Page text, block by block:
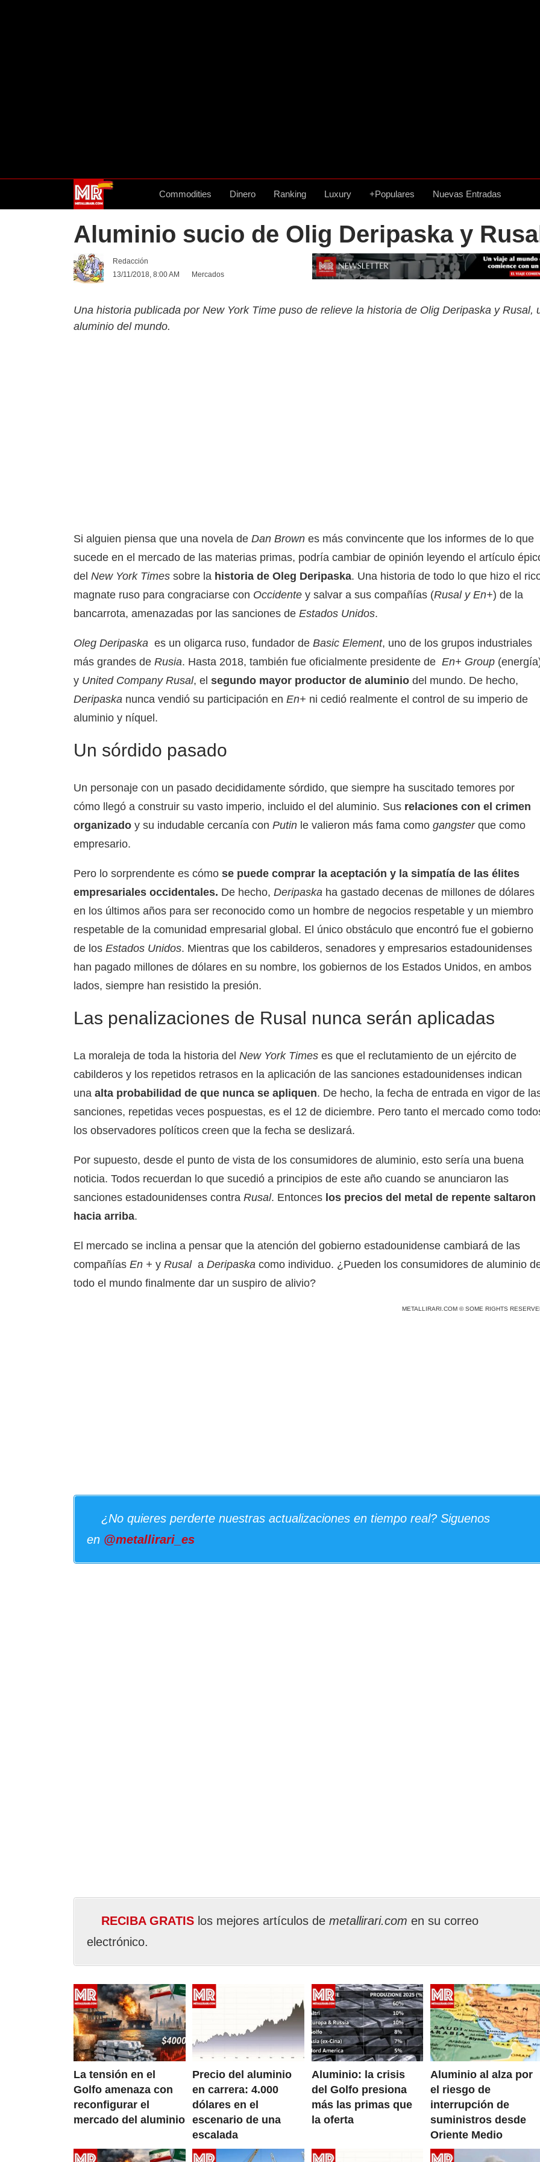
Commodities Dinero Ranking Luxury +Populares Nuevas Entradas
Aluminio sucio de Olig Deripaska y
Redacción
13/11/2018, 8:00 AM
Mercados
Una historia publicada por New York Time puso de relieve la historia de Olig Deripaska y Rusal,
aluminio del mundo.
Si alguien piensa que una novela de Dan Brown es más convincente que los informes de lo que
sucede en el mercado de las materias primas, podría cambiar de opinión leyendo el artículo
del New York Times sobre la historia de Oleg Deripaska. Una historia de todo lo que hizo el
magnate ruso para congraciarse con Occidente y salvar a sus compañías (Rusal y En+) de la
bancarrota, amenazadas por las sanciones de Estados Unidos.
Oleg Deripaska es un oligarca ruso, fundador de Basic Element, uno de los grupos industriales
más grandes de Rusia. Hasta 2018, también fue oficialmente presidente de En+ Group
y United Company Rusal, el segundo mayor productor de aluminio del mundo. De hecho,
Deripaska nunca vendió su participación en En+ ni cedió realmente el control de su imperio de
aluminio y níquel.
Un sórdido pasado
Un personaje con un pasado decididamente sórdido, que siempre ha suscitado temores por
cómo llegó a construir su vasto imperio, incluido el del aluminio. Sus relaciones con el crimen
organizado y su indudable cercanía con Putin le valieron más fama como gangsterque como
empresario.
Pero lo sorprendente es cómo se puede comprar la aceptación y la simpatía de las élites
empresariales occidentales. De hecho, Deripaska ha gastado decenas de millones de dólares
en los últimos años para ser reconocido como un hombre de negocios respetable y un miembro
respetable de la comunidad empresarial global. El único obstáculo que encontró fue el gobierno
de los Estados Unidos. Mientras que los cabilderos, senadores y empresarios estadounidenses
han pagado millones de dólares en su nombre, los gobiernos de los Estados Unidos, en ambos
lados, siempre han resistido la presión.
Las penalizaciones de Rusal nunca serán aplicadas
La moraleja de toda la historia del New York Times es que el reclutamiento de un ejército de
cabilderos y los repetidos retrasos en la aplicación de las sanciones estadounidenses indican
una alta probabilidad de que nunca se apliquen. De hecho, la fecha de entrada en vigor de
sanciones, repetidas veces pospuestas, es el 12 de diciembre. Pero tanto el mercado como
los observadores políticos creen que la fecha se deslizará.
Por supuesto, desde el punto de vista de los consumidores de aluminio, esto sería una buena
noticia. Todos recuerdan lo que sucedió a principios de este año cuando se anunciaron las
sanciones estadounidenses contra Rusal. Entonces los precios del metal de repente saltaron
hacia arriba.
El mercado se inclina a pensar que la atención del gobierno estadounidense cambiará de las
compañías En + y Rusala Deripaska como individuo. ¿Pueden los consumidores de aluminio
todo el mundo finalmente dar un suspiro de alivio?
METALLIRARI.COM © SOME RIGHTS
¿No quieres perderte nuestras actualizaciones en tiempo real? Siguenos
en @metallirari_es
RECIBA GRATIS los mejores artículos de metallirari.com en su correo
electrónico.
La tensión en el
Golfo amenaza con
reconfigurar el
mercado del aluminio
Precio del aluminio
en carrera: 4.000
dólares en el
escenario de una
escalada
Aluminio: la crisis
del Golfo presiona
más las primas que
la oferta
Aluminio al alza por
el riesgo de
interrupción de
suministros desde
Oriente Medio